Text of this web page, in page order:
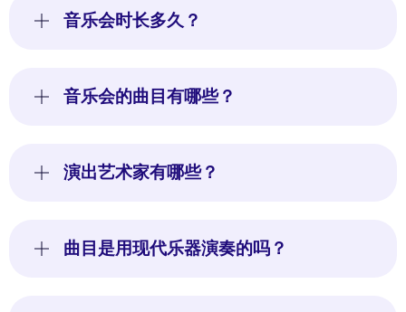
音乐会时长多久？
音乐会的曲目有哪些？
演出艺术家有哪些？
曲目是用现代乐器演奏的吗？